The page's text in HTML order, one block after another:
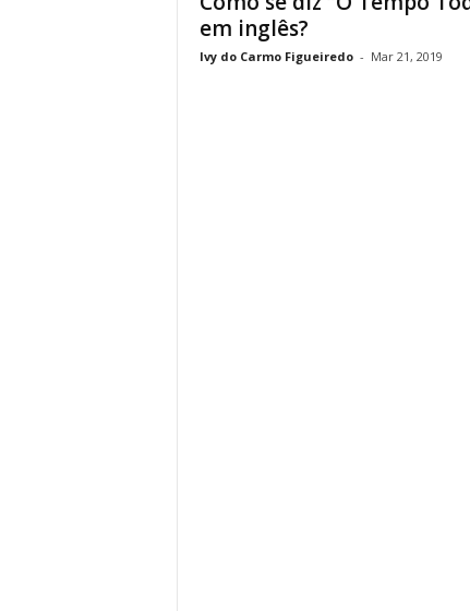
em inglês?
Ivy do Carmo Figueiredo - Mar 21, 2019